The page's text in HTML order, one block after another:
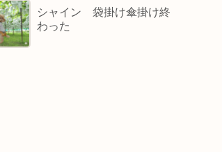
シャイン 袋掛け傘掛け終
わった